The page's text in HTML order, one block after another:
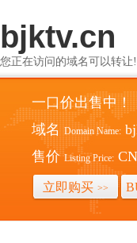
bjktv.cn
您正在访问的域名可以转让
一口价出售中！
域名 Domain Name:
售价 Listing Price:
立即购买 >>